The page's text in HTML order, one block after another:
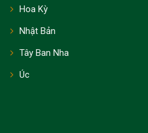
Hoa Kỳ
Nhật Bản
Tây Ban Nha
Úc